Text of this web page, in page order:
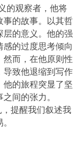
的观察者，他将
事的故事。以其哲
的意义。他的强
的过度思考倾向
而，在他原则性
导致他退缩到写作
的旅程突显了坚
间的张力。
提醒我们叙述我